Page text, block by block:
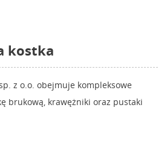
kostka
z o.o. obejmuje kompleksowe
brukową, krawężniki oraz pustaki